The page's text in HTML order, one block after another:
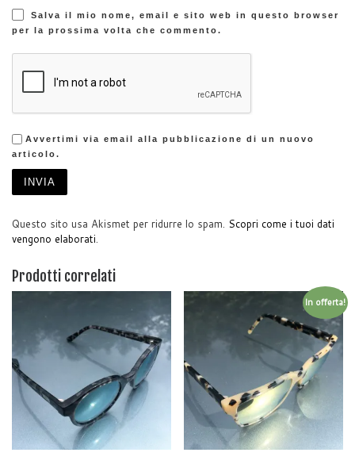
Salva il mio nome, email e sito web in questo browser
per la prossima volta che commento.
Avvertimi via email alla pubblicazione di un nuovo
articolo.
Questo sito usa Akismet per ridurre lo spam. Scopri come i tuoi dati
vengono elaborati.
Prodotti correlati
In offerta!